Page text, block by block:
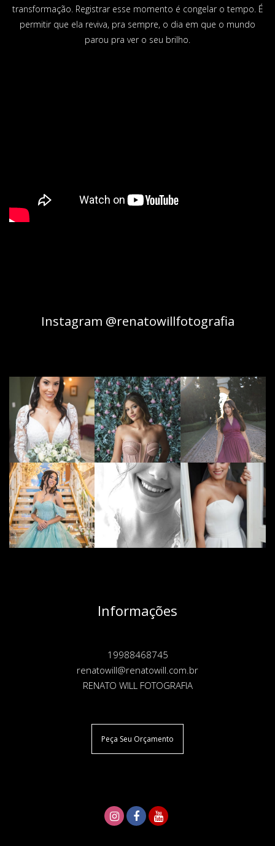
transformação. Registrar esse momento é congelar o tempo. É
permitir que ela reviva, pra sempre, o dia em que o mundo
parou pra ver o seu brilho.
Instagram @renatowillfotografia
Informações
19988468745
renatowill@renatowill.com.br
RENATO WILL FOTOGRAFIA
Peça Seu Orçamento